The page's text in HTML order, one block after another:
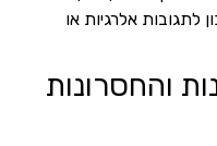
אלרגיות או
והחסרונות